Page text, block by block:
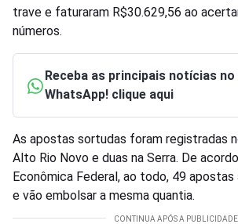
trave e faturaram R$30.629,56 ao
números.
Receba as principais notícias no
WhatsApp! clique aqui
As apostas sortudas foram registradas
Alto Rio Novo e duas na Serra. De
Econômica Federal, ao todo, 49 apostas
e vão embolsar a mesma quantia.